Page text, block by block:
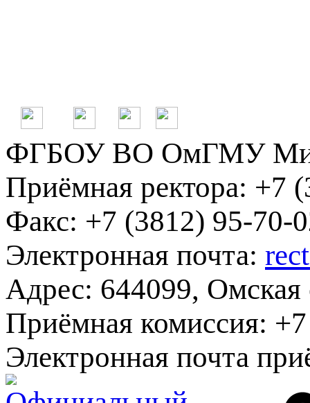
ФГБОУ ВО ОмГМУ
Приёмная ректора: +7
Факс: +7 (3812) 95-70-
Электронная почта:
Адрес: 644099, Омская
Приёмная комиссия:
Электронная почта